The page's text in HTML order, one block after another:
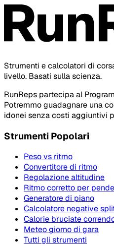
Strumenti e calcolatori di
livello. Basati sulla scienza.
RunReps partecipa al
Potremmo guadagnare una
idonei senza costi aggiuntivi
Strumenti Popolari
Peso vs ritmo
Convertitore di ritmo
Regolazione altitudine
Ritmo corretto per
Generatore di piano
Calcolatore negative
Calorie bruciate
Meteo giorno di gara
Tutti gli strumenti